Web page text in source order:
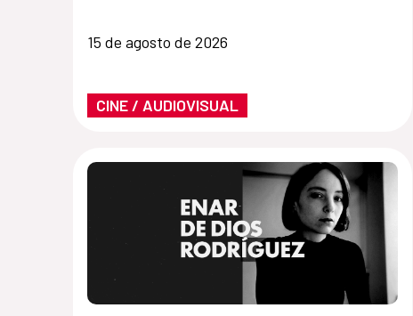
15 de agosto de 2026
CINE / AUDIOVISUAL